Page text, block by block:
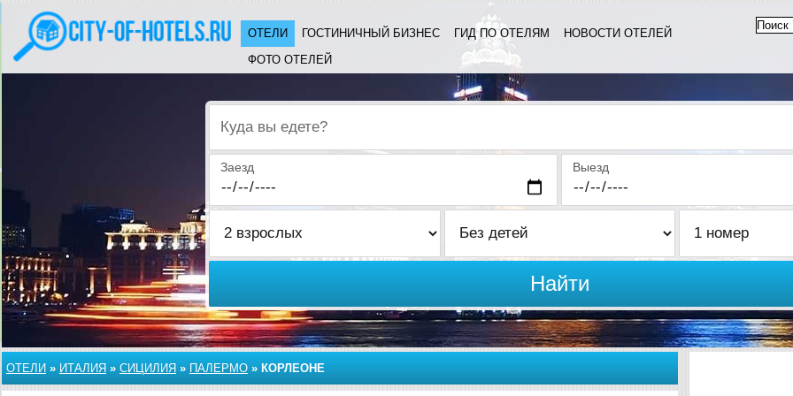
ОТЕЛИ ГОСТИНИЧНЫЙ БИЗНЕС ГИД ПО ОТЕЛЯМ
НОВОСТИ ОТЕЛЕЙ
ФОТО ОТЕЛЕЙ
Куда вы едете?
Заезд Выезд
Найти
ОТЕЛИ » ИТАЛИЯ » СИЦИЛИЯ » ПАЛЕРМО » КОРЛЕОНЕ